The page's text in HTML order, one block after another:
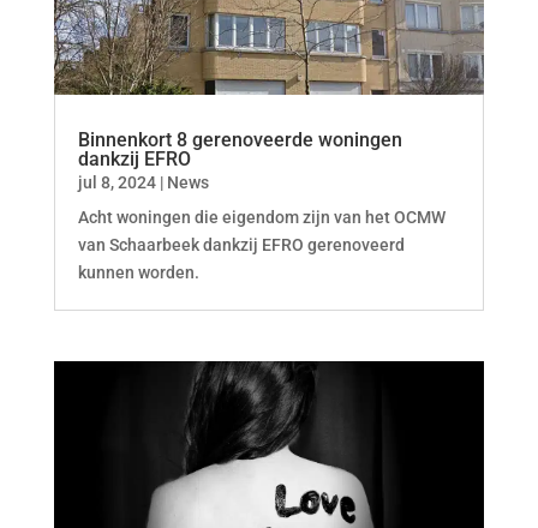
Binnenkort 8 gerenoveerde woningen
dankzij EFRO
jul 8, 2024| News
Acht woningen die eigendom zijn van het OCMW
van Schaarbeek dankzij EFRO gerenoveerd
kunnen worden.